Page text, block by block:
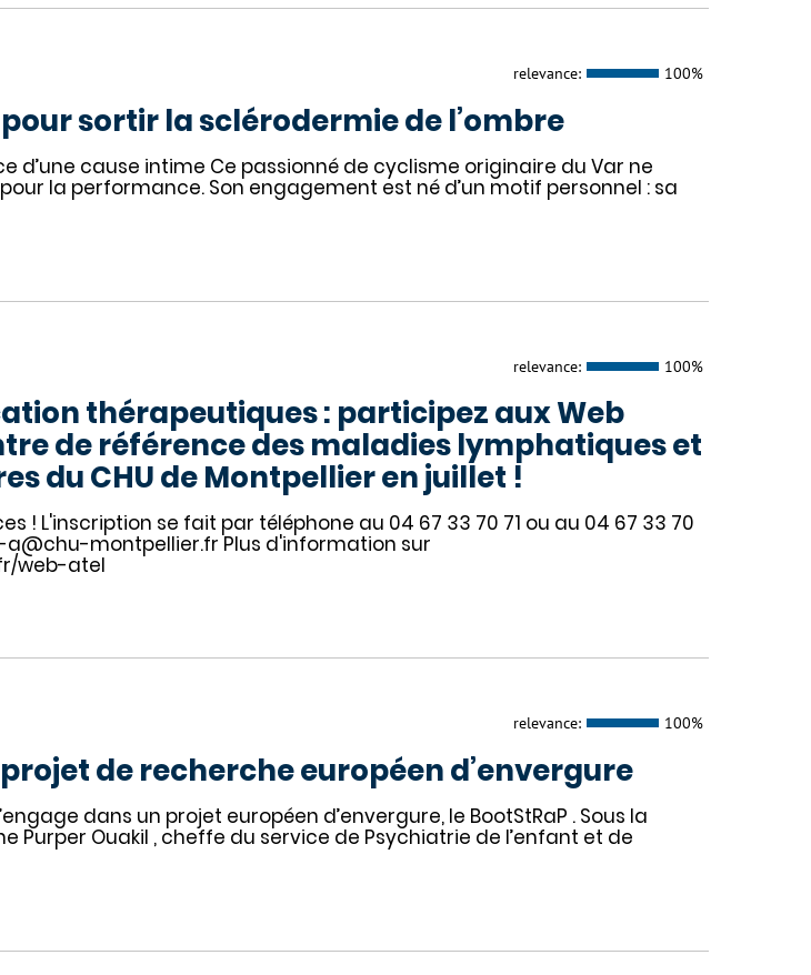
relevance: 100%
pour sortir la sclérodermie de l’ombre
d’une cause intime Ce passionné de cyclisme originaire du Var ne
la performance. Son engagement est né d’un motif personnel : sa
relevance: 100%
thérapeutiques : participez aux Web
de référence des maladies lymphatiques et
du CHU de Montpellier en juillet !
! L'inscription se fait par téléphone au 04 67 33 70 71 ou au 04 67 33 70
montpellier.fr Plus d'information sur
web-atel
relevance: 100%
projet de recherche européen d’envergure
dans un projet européen d’envergure, le BootStRaP . Sous la
Purper Ouakil , cheffe du service de Psychiatrie de l’enfant et de